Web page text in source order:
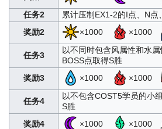
任务2
累计压制EX1-2的I点、N点
奖励2
×1000 ×1000
任务3
以不同时包含风属性和水
BOSS点取得S胜
奖励3
×1000 ×1000
任务4
以不包含COST5学员的小
S胜
奖励4
×1000 ×1000